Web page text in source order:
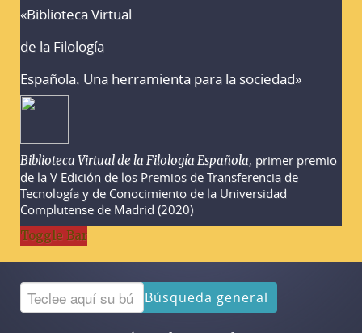
«Biblioteca Virtual
de la Filología
Española. Una herramienta para la sociedad»
Biblioteca Virtual de la Filología Española, primer premio
de la V Edición de los Premios de Transferencia de
Tecnología y de Conocimiento de la Universidad
Complutense de Madrid (2020)
Toggle Bar
Búsqueda general